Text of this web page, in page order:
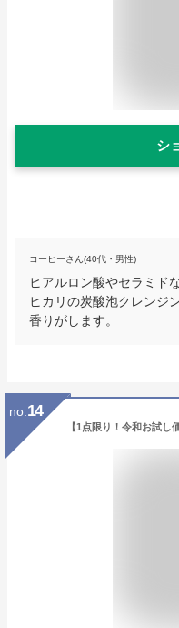
シ
コーヒーさん(40代・男性)
ヒアルロン酸やセラミド
ヒカリの炭酸泡クレンジ
香りがします。
no. 14